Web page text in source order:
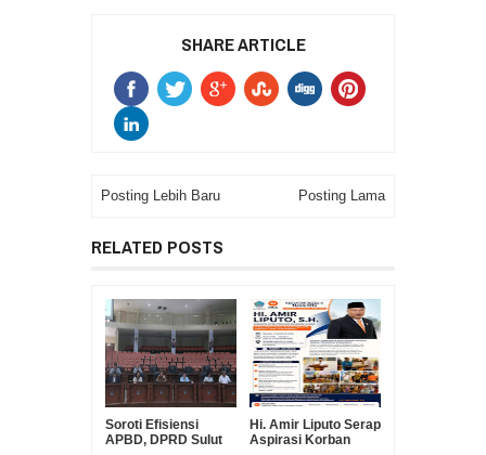
SHARE ARTICLE
Posting Lebih Baru Posting Lama
RELATED POSTS
Soroti Efisiensi
APBD, DPRD Sulut
Hi. Amir Liputo Serap
Aspirasi Korban